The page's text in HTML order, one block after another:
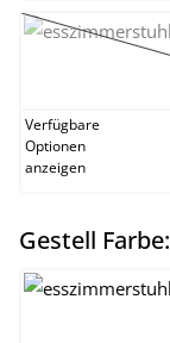
Verfügbare
Optionen
anzeigen
Gestell Farbe: